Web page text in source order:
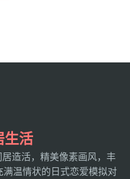
生活
造活，精美像素画风，丰
温情状的日式恋爱模拟对